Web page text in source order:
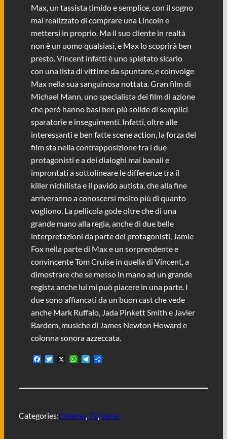
Max, un tassista timido e semplice, con il sogno
mai realizzato di comprare una Lincoln e
mettersi in proprio. Ma il suo cliente in realtà
non è un uomo qualsiasi, e Max lo scoprirà ben
presto. Vincent infatti è uno spietato sicario
con una lista di vittime da spuntare, e coinvolge
Max nella sua sanguinosa nottata. Gran film di
Michael Mann, uno specialista dei film di azione
che però hanno basi ben più solide di semplici
sparatorie e inseguimenti. Infatti, oltre alle
interessanti e ben fatte scene action, la forza del
film sta nella contrapposizione tra i due
protagonisti e a dei dialoghi mai banali e
improntati a sottolineare le differenze tra il
killer nichilista e il pavido autista, che alla fine
arriveranno a conoscersi molto più di quanto
vogliono. La pellicola gode oltre che di una
grande mano alla regia, anche di due belle
interpretazioni da parte dei protagonisti, Jamie
Fox nella parte di Max e un sorprendente e
convincente Tom Cruise in quella di Vincent, a
dimostrare che se messo in mano ad un grande
regista anche lui mi può piacere in una parte. I
due sono affiancati da un buon cast che vede
anche Mark Ruffalo, Jada Pinkett Smith e Javier
Bardem, musiche di James Newton Howard e
colonna sonora azzeccata.
F
b
k
T
t
X
W
s
p
T
g
m
C
i
d
Categories:Cinema, TV, Varie